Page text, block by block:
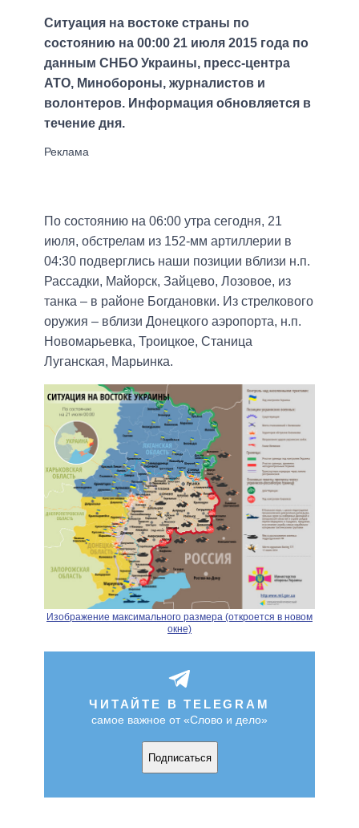
Ситуация на востоке страны по
состоянию на 00:00 21 июля 2015 года по
данным СНБО Украины, пресс-центра
АТО, Минобороны, журналистов и
волонтеров. Информация обновляется в
течение дня.
По состоянию на 06:00 утра сегодня, 21
июля, обстрелам из 152-мм артиллерии в
04:30 подверглись наши позиции вблизи н.п.
Рассадки, Майорск, Зайцево, Лозовое, из
танка – в районе Богдановки. Из стрелкового
оружия – вблизи Донецкого аэропорта, н.п.
Новомарьевка, Троицкое, Станица
Луганская, Марьинка.
Изображение максимального размера (откроется в новом
окне)
ЧИТАЙТЕ В TELEGRAM
самое важное от «Слово и дело»
Подписаться